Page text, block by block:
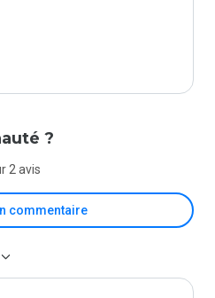
?
2 avis
commentaire